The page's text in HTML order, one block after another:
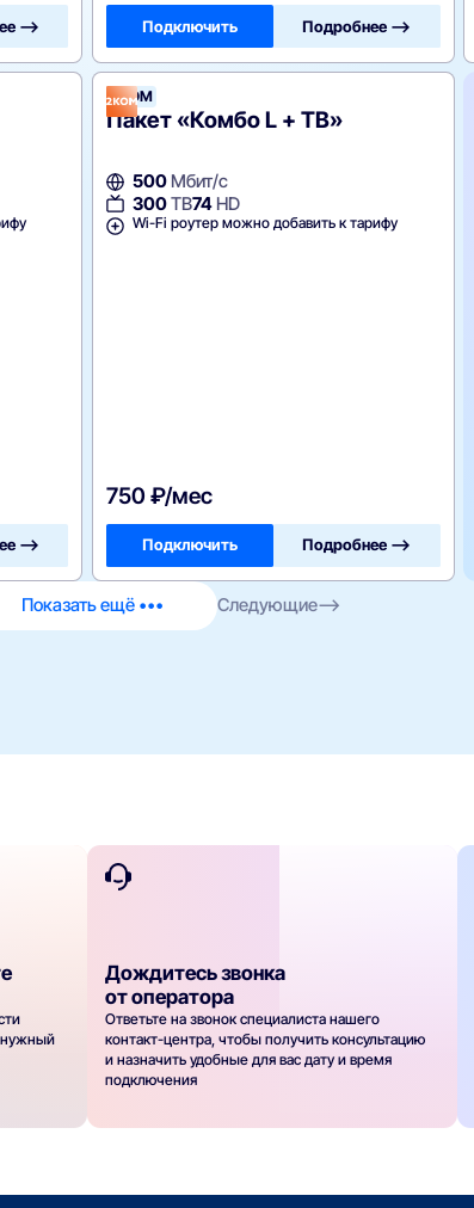
—> Подключить Подробнее —>
—>
2КОМ
Пакет «Комбо L + ТВ»
500 Мбит/с
300ТВ74 HD
Wi-Fi роутер можно добавить к тарифу
750 ₽/мес
Подключить Подробнее —>
Показать ещё ••• Следующие—>
нужный
Дождитесь звонка
от оператора
Ответьте на звонок специалиста нашего
контакт-центра, чтобы получить консультацию
и назначить удобные для вас дату и время
подключения